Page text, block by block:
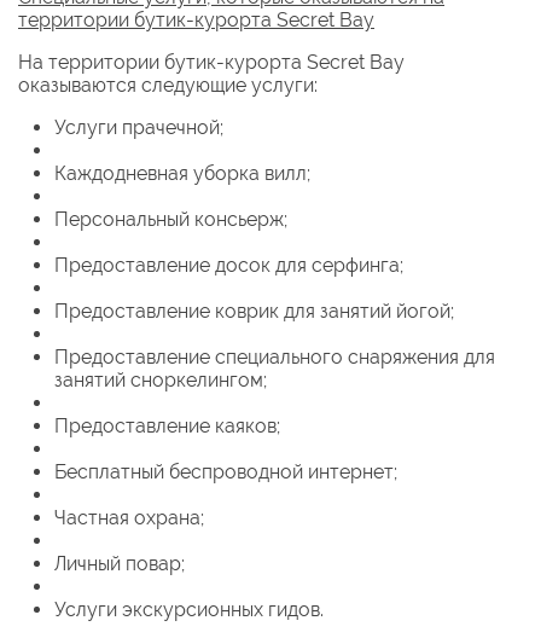
территории бутик-курорта Secret Bay
На территории бутик-курорта Secret Bay
оказываются следующие услуги:
Услуги прачечной;
Каждодневная уборка вилл;
Персональный консьерж;
Предоставление досок для серфинга;
Предоставление коврик для занятий йогой;
Предоставление специального снаряжения для
занятий сноркелингом;
Предоставление каяков;
Бесплатный беспроводной интернет;
Частная охрана;
Личный повар;
Услуги экскурсионных гидов.